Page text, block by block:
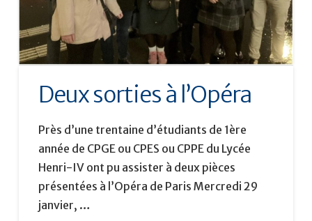
Deux sorties à l’Opéra
Près d’une trentaine d’étudiants de 1ère
année de CPGE ou CPES ou CPPE du Lycée
Henri-IV ont pu assister à deux pièces
présentées à l’Opéra de Paris Mercredi 29
janvier, …